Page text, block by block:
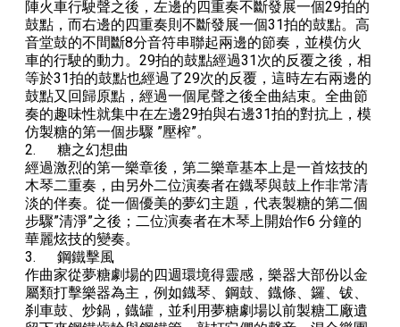
陣火車行駛聲之後，左邊的四重奏不斷發展一個29拍的
鼓點，而右邊的四重奏則不斷發展一個31拍的鼓點。高
音堂鼓的不間斷8分音符串聯起兩邊的節奏，並模仿火
車的行駛的動力。 29拍的鼓點經過31次的反覆之後，相
等於31拍的鼓點也經過了29次的反覆，這時左右兩邊的
鼓點又回歸原點，經過一個尾聲之後全曲結束。全曲節
奏的趣味性就集中在左邊29拍與右邊31拍的對抗上， 模
仿製糖的第一個步驟 ”壓榨”。
2.
糖之幻想曲
經過激烈的第一樂章後 ， 第二樂章基本上是一首炫技的
木琴二重奏 ， 由另外二位演奏者在鐡琴與鼓上作非常清
淡的伴奏。 從一個優美的夢幻主題，代表製糖的第二個
步驟”清淨”之後 ； 二位演奏者在木琴上開始作6 分鐘的
華麗炫技的變奏。
3.
鋼鐵擊風
作曲家從夢糖劇場的四週環境得靈感，樂器大部份以金
屬類打擊樂器為主，例如鐡琴、 鋼鼓、 鐡條、鑼、钹、
刹車鼓、炒鍋，鐡罐，並利用夢糖劇場以前製糖工廠遺